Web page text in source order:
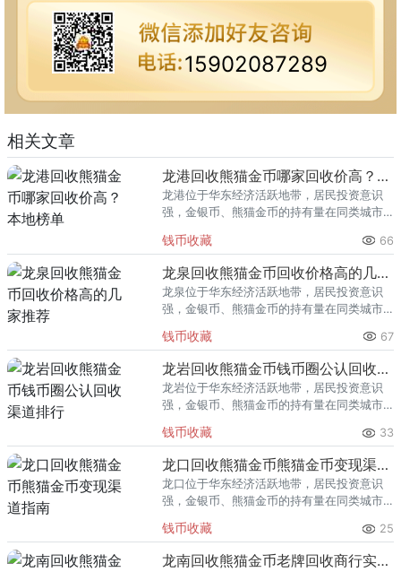
15902087289
相关文章
龙港回收熊猫金币哪家回收价高？本地榜单
龙港位于华东经济活跃地带，居民投资意识
强，金银币、熊猫金币的持有量在同类城市
熊猫金币的需求就明显升温，但鱼龙混杂的
回收渠道里，能精准识别版别溢
钱币收藏 66
龙泉回收熊猫金币回收价格高的几家推荐
龙泉位于华东经济活跃地带，居民投资意识
强，金银币、熊猫金币的持有量在同类城市
熊猫金币的需求就明显升温，但鱼龙混杂的
回收渠道里，能精准识别版别溢
钱币收藏 67
龙岩回收熊猫金币钱币圈公认回收渠道排行
龙岩位于华东经济活跃地带，居民投资意识
强，金银币、熊猫金币的持有量在同类城市
熊猫金币的需求就明显升温，但鱼龙混杂的
回收渠道里，能精准识别版别溢
钱币收藏 33
龙口回收熊猫金币熊猫金币变现渠道指南
龙口位于华东经济活跃地带，居民投资意识
强，金银币、熊猫金币的持有量在同类城市
熊猫金币的需求就明显升温，但鱼龙混杂的
回收渠道里，能精准识别版别溢
钱币收藏 25
龙南回收熊猫金币老牌回收商行实力盘点